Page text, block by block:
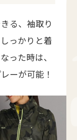
る、袖取り
っかりと着
った時は、
ーが可能！